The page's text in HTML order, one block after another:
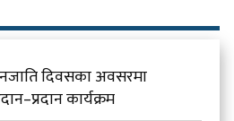
दिवसका अवसरमा
कार्यक्रम